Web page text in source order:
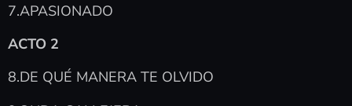
7.APASIONADO
ACTO 2
8.DE QUÉ MANERA TE OLVIDO